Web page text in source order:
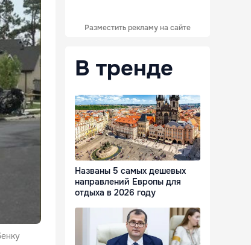
Разместить рекламу на сайте
В тренде
Названы 5 самых дешевых
направлений Европы для
отдыха в 2026 году